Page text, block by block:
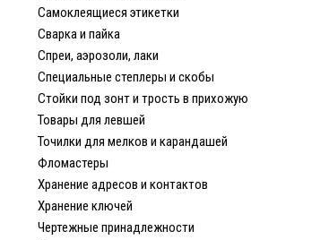
Самоклеящиеся этикетки
Сварка и пайка
Спреи, аэрозоли, лаки
Специальные степлеры и скобы
Стойки под зонт и трость в прихожую
Товары для левшей
Точилки для мелков и карандашей
Фломастеры
Хранение адресов и контактов
Хранение ключей
Чертежные принадлежности